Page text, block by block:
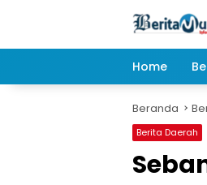
Home
Beranda
Berita Daerah